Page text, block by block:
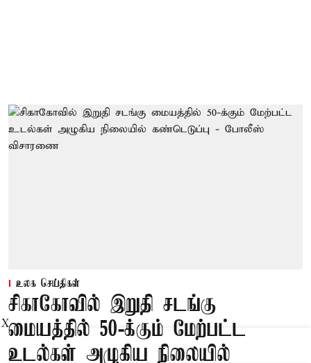
உலக செய்திகள்
சிகாகோவில் இறுதி சடங்கு
மையத்தில் 50-க்கும் மேற்பட்ட
உடல்கள் அழுகிய நிலையில்
X